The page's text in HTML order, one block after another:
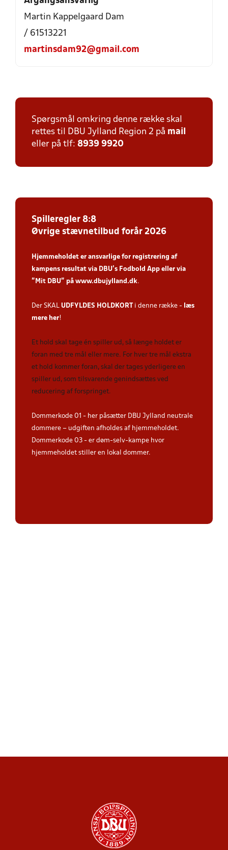
Martin Kappelgaard Dam
/ 61513221
martinsdam92@gmail.com
Spørgsmål omkring denne række skal
rettes til DBU Jylland Region 2 på mail
eller på tlf: 8939 9920
Spilleregler 8:8
Øvrige stævnetilbud forår 2026
Hjemmeholdet er ansvarlige for registrering af
kampens resultat via DBU’s Fodbold App eller via
”Mit DBU” på www.dbujylland.dk.
Der SKAL UDFYLDES HOLDKORTi denne række - læs
mere her!
Et hold skal tage én spiller ud, så længe holdet er
foran med tre mål eller mere. For hver tre mål ekstra
et hold kommer foran, skal der tages yderligere en
spiller ud, som tilsvarende genindsættes ved
reducering af forspringet.
Dommerkode 01 - her påsætter DBU Jylland neutrale
dommere – udgiften afholdes af hjemmeholdet.
Dommerkode 03 - er døm-selv-kampe hvor
hjemmeholdet stiller en lokal dommer.